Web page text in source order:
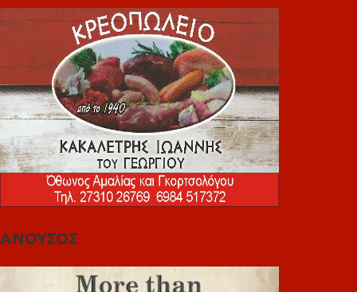
ΑΝΟΥΣΟΣ